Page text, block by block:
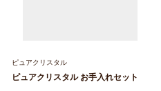
ピュアクリスタル
ピュアクリスタル お手入れセット